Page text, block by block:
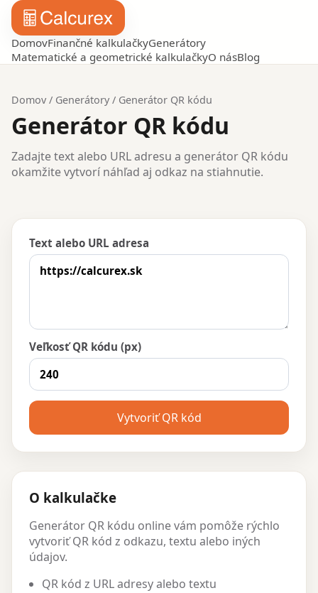
DomovFinančné kalkulačkyGenerátory
Matematické a geometrické kalkulačkyO násBlog
Domov / Generátory / Generátor QR kódu
Generátor QR kódu
Zadajte text alebo URL adresu a generátor QR kódu
okamžite vytvorí náhľad aj odkaz na stiahnutie.
Text alebo URL adresa
Veľkosť QR kódu (px)
Vytvoriť QR kód
O kalkulačke
Generátor QR kódu online vám pomôže rýchlo
vytvoriť QR kód z odkazu, textu alebo iných
údajov.
QR kód z URL adresy alebo textu